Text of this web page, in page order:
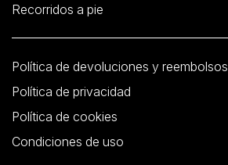
Recorridos a pie
Política de devoluciones y reembolsos
Política de privacidad
Política de cookies
Condiciones de uso